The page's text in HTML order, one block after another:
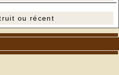
ou récent